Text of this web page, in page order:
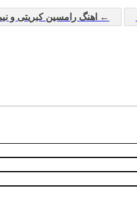
← اهنگ رامسین کبریتی و